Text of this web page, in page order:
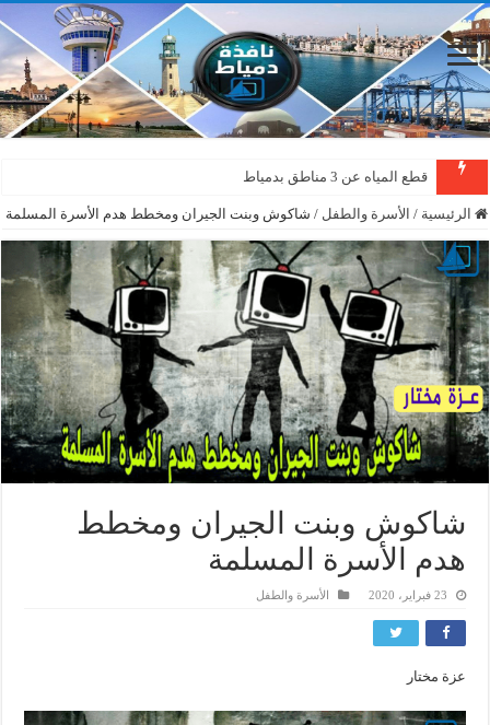
قطع المياه عن 3 مناطق بدمياط
الرئيسية / الأسرة والطفل / شاكوش وبنت الجيران ومخطط هدم الأسرة المسلمة
شاكوش وبنت الجيران ومخطط
هدم الأسرة المسلمة
23 فبراير، 2020 الأسرة والطفل
عزة مختار